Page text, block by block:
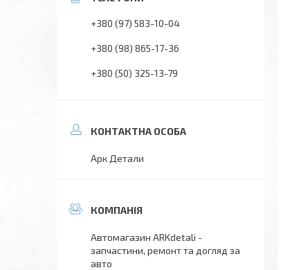
+380 (97) 583-10-04
+380 (98) 865-17-36
+380 (50) 325-13-79
Арк Детали
Автомагазин ARKdetali -
запчастини, ремонт та догляд за
авто